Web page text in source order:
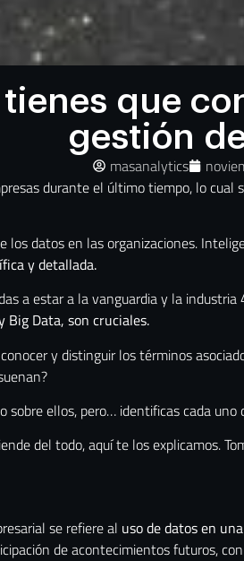
que
gestión
masanalytics
durante el último tiempo, lo cual
datos en las organizaciones.
y detallada.
a estar a la vanguardia y la
Big Data, son cruciales.
y distinguir los términos
sobre ellos, pero… identificas cada uno
del todo, aquí te los explicamos.
se refiere al uso de datos en
de acontecimientos futuros,